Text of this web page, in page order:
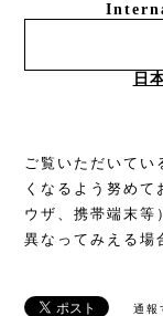
日
ご覧いただいてい
くなるよう努めて
ウザ、携帯端末等
異なってみえる場
通報